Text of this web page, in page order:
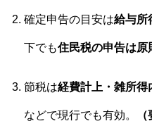
確定申告の目安は給与所
下でも住民税の申告は原
節税は経費計上・雑所得
などで現行でも有効。